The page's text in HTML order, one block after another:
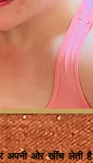
अपनी ओर खींच लेती